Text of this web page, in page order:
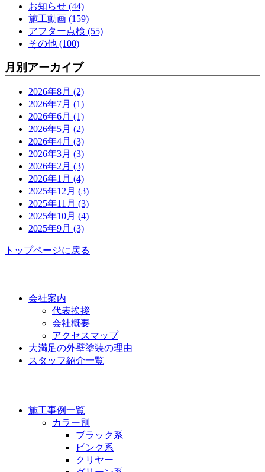
お知らせ (44)
施工動画 (159)
アフター点検 (55)
その他 (100)
月別アーカイブ
2026年8月 (2)
2026年7月 (1)
2026年6月 (1)
2026年5月 (2)
2026年4月 (3)
2026年3月 (3)
2026年2月 (3)
2026年1月 (4)
2025年12月 (3)
2025年11月 (3)
2025年10月 (4)
2025年9月 (3)
トップページに戻る
会社案内
代表挨拶
会社概要
アクセスマップ
大満足の外壁塗装の理由
スタッフ紹介一覧
施工事例一覧
カラー別
ブラック系
ピンク系
クリヤー